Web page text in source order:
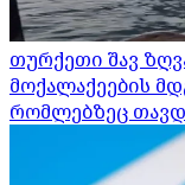
თურქეთი შავ
მოქალაქეების
რომლებზეც